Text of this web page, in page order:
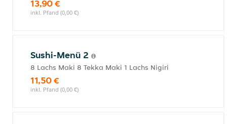
13,90 €
inkl. Pfand (0,00 €)
Sushi-Menü 2
8 Lachs Maki 8 Tekka Maki 1 Lachs Nigiri
11,50 €
inkl. Pfand (0,00 €)